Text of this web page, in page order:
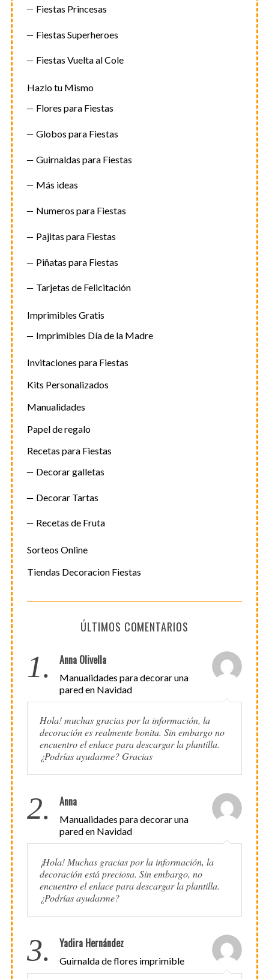
Fiestas Princesas
Fiestas Superheroes
Fiestas Vuelta al Cole
Hazlo tu Mismo
Flores para Fiestas
Globos para Fiestas
Guirnaldas para Fiestas
Más ideas
Numeros para Fiestas
Pajitas para Fiestas
Piñatas para Fiestas
Tarjetas de Felicitación
Imprimibles Gratis
Imprimibles Día de la Madre
Invitaciones para Fiestas
Kits Personalizados
Manualidades
Papel de regalo
Recetas para Fiestas
Decorar galletas
Decorar Tartas
Recetas de Fruta
Sorteos Online
Tiendas Decoracion Fiestas
ÚLTIMOS COMENTARIOS
1. Anna Olivella
Manualidades para decorar una
pared en Navidad
Hola! muchas gracias por la información, la
decoración es realmente bonita. Sin embargo no
encuentro el enlace para descargar la plantilla.
¿Podrías ayudarme? Gracias
2. Anna
Manualidades para decorar una
pared en Navidad
¡Hola! Muchas gracias por la información, la
decoración está preciosa. Sin embargo, no
encuentro el enlace para descargar la plantilla.
¿Podrías ayudarme?
3. Yadira Hernández
Guirnalda de flores imprimible